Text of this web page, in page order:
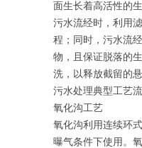
面生长着高活性的
污水流经时，利用
程；同时，污水流
物，且保证脱落的
洗，以释放截留的
污水处理典型工艺
氧化沟工艺
氧化沟利用连续环
曝气条件下使用。